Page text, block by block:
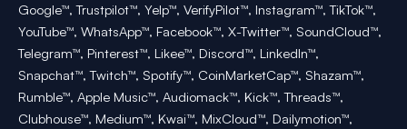
Google™, Trustpilot™, Yelp™, VerifyPilot™, Instagram™, TikTok™,
YouTube™, WhatsApp™, Facebook™, X-Twitter™, SoundCloud™,
Telegram™, Pinterest™, Likee™, Discord™, LinkedIn™,
Snapchat™, Twitch™, Spotify™, CoinMarketCap™, Shazam™,
Rumble™, Apple Music™, Audiomack™, Kick™, Threads™,
Clubhouse™, Medium™, Kwai™, MixCloud™, Dailymotion™,